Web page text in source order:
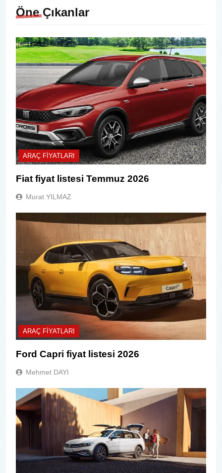
ÖneÇıkanlar
ARAÇ FIYATLARI
Fiat fiyat listesi Temmuz 2026
Murat YILMAZ
ARAÇ FIYATLARI
Ford Capri fiyat listesi 2026
Mehmet DAYI